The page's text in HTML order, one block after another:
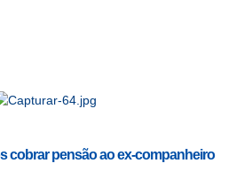
cobrar pensão ao ex-companheiro